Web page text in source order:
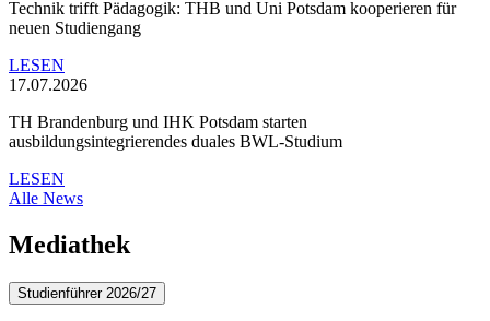
Technik trifft Pädagogik: THB und Uni Potsdam kooperieren für
neuen Studiengang
LESEN
17.07.2026
TH Brandenburg und IHK Potsdam starten
ausbildungsintegrierendes duales BWL-Studium
LESEN
Alle News
Mediathek
Studienführer 2026/27